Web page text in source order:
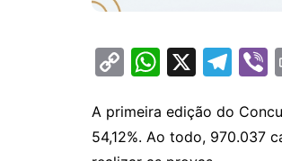
C
p
y
W
at
s
X
T
e
gr
A primeira edição do
54,12%. Ao todo, 970.037